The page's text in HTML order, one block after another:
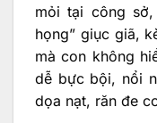
mỏi tại công
họng” giục giã,
mà con không
dễ bực bội, nổi
dọa nạt, răn đe